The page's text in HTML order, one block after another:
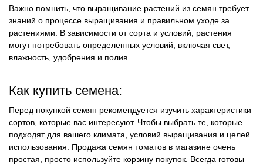
Важно помнить, что выращивание растений из семян требует
знаний о процессе выращивания и правильном уходе за
растениями. В зависимости от сорта и условий, растения
могут потребовать определенных условий, включая свет,
влажность, удобрения и полив.
Как купить семена:
Перед покупкой семян рекомендуется изучить характеристики
сортов, которые вас интересуют. Чтобы выбрать те, которые
подходят для вашего климата, условий выращивания и целей
использования. Продажа семян томатов в магазине очень
простая, просто используйте корзину покупок. Всегда готовы